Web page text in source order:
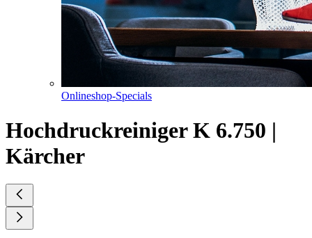
Onlineshop-Specials
Hochdruckreiniger K 6.750 |
Kärcher